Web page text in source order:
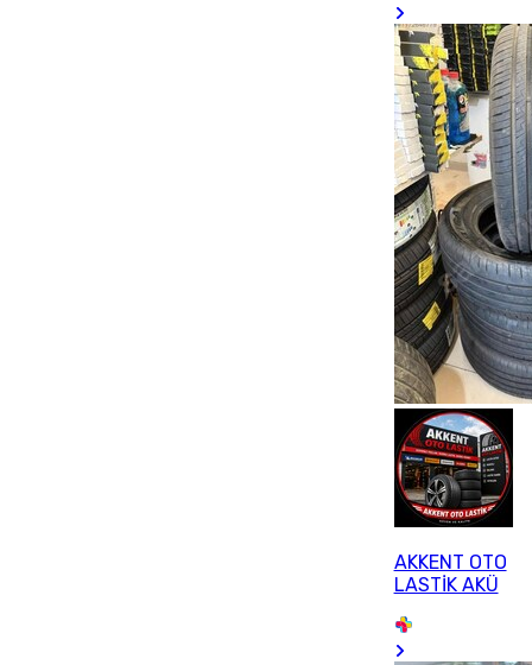
AKKENT OTO
LASTİK AKÜ